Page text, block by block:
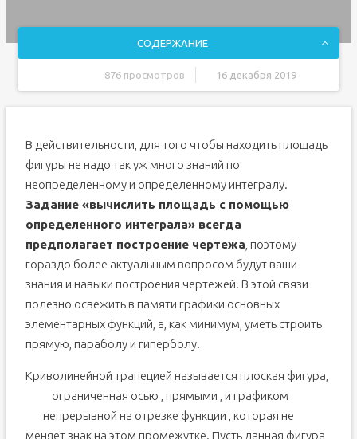
СОДЕРЖАНИЕ
876 просмотров 16 декабря 2019
линиями y=f(x) или x=g(y)
Итоги
В действительности, для того чтобы находить площадь
фигуры не надо так уж много знаний по
неопределенному и определенному интегралу.
Задание «вычислить площадь с помощью
определенного интеграла» всегда
предполагает построение чертежа , поэтому
гораздо более актуальным вопросом будут ваши
знания и навыки построения чертежей. В этой связи
полезно освежить в памяти графики основных
элементарных функций, а, как минимум, уметь строить
прямую, параболу и гиперболу.
Криволинейной трапецией называется плоская фигура,
ограниченная осью
, прямыми
и графиком
непрерывной на отрезке функции
, которая не
меняет знак на этом промежутке. Пусть данная фигура